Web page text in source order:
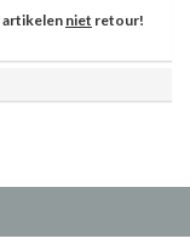
artikelen niet retour!